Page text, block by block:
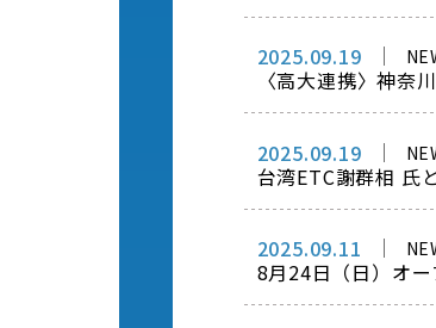
2025.09.19
〈高大連携〉神奈
2025.09.19
台湾ETC謝群相 氏
2025.09.11
8月24日（日）オ